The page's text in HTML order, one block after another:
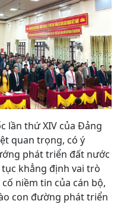
lần thứ XIV của Đảng
quan trọng, có ý
phát triển đất nước
khẳng định vai trò
niềm tin của cán bộ,
con đường phát triển